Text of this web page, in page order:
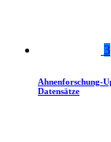
3
Ahnenforschung-
Datensätze